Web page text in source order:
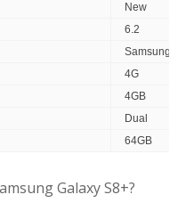
New
6.2
Samsung
4G
4GB
Dual
64GB
Galaxy S8+?